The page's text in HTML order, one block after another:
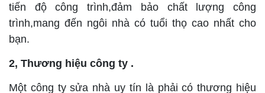
tiến độ công trình,đảm bảo chất lượng công
trình,mang đến ngôi nhà có tuổi thọ cao nhất cho
bạn.
2, Thương hiệu công ty .
Một công ty sửa nhà uy tín là phải có thương hiệu